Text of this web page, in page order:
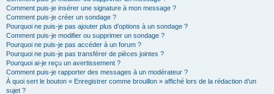
Comment puis-je insérer une signature à mon message ?
Comment puis-je créer un sondage ?
Pourquoi ne puis-je pas ajouter plus d’options à un sondage ?
Comment puis-je modifier ou supprimer un sondage ?
Pourquoi ne puis-je pas accéder à un forum ?
Pourquoi ne puis-je pas transférer de pièces jointes ?
Pourquoi ai-je reçu un avertissement ?
Comment puis-je rapporter des messages à un modérateur ?
À quoi sert le bouton « Enregistrer comme brouillon » affiché lors de la rédaction d’un
sujet ?